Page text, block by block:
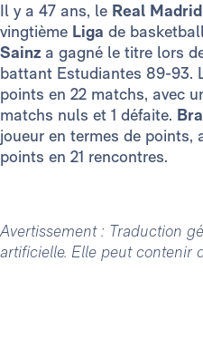
Il y a 47 ans, le Real Madrid
vingtième Liga de
Sainz a gagné le titre lors
battant Estudiantes 89-93.
points en 22 matchs, avec
matchs nuls et 1 défaite.
joueur en termes de points,
points en 21 rencontres.
Avertissement : Traduction
artificielle. Elle peut contenir